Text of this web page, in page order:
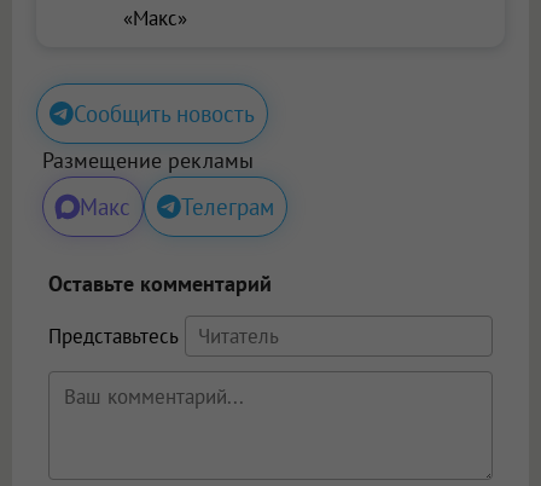
«Макс»
Сообщить новость
Размещение рекламы
Макс Телеграм
Оставьте комментарий
Представьтесь